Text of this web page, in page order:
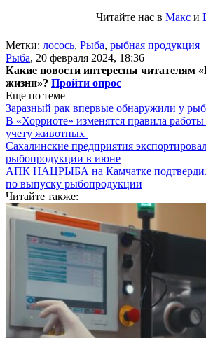
Читайте нас в Макс и
Метки: лосось, Рыба, рыбная продукция
Рыба, 20 февраля 2024, 18:36
Какие новости интересны читателям
жизни»? Пройти опрос
Еще по теме
Заразный рак впервые обнаружили у рыб
В «Хорриоте» изменятся правила
учету животных
Сахалинские предприятия
рыбопродукции в июне
АПК НАЦРЫБА на Камчатке подтвердил
по выпуску рыбопродукции
Читайте также: